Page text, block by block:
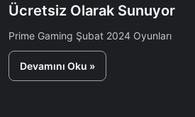
Ücretsiz Olarak Sunuyor
Prime Gaming Şubat 2024 Oyunları
Devamını Oku »